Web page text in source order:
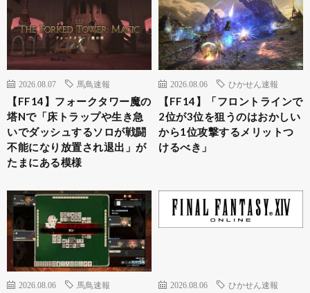
2026.08.07 馬鳥速報
【FF14】フォークタワー魔の
塔Nで「床トラップや生き急
いでダッシュするソロが戦闘
不能になり放置され退出」が
たまにある模様
2026.08.06 ひかせん速報
【FF14】「フロントラインで
2位が3位を狙うのはおかしい
から1位攻撃するメリットつ
けるべき」
2026.08.06 馬鳥速報 2026.08.06 ひかせん速報